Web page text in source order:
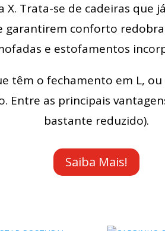
Trata-se de cadeiras que
conforto
e estofamentos
têm o fechamento em L,
Entre as principais
bastante reduzido).
Saiba Mais!